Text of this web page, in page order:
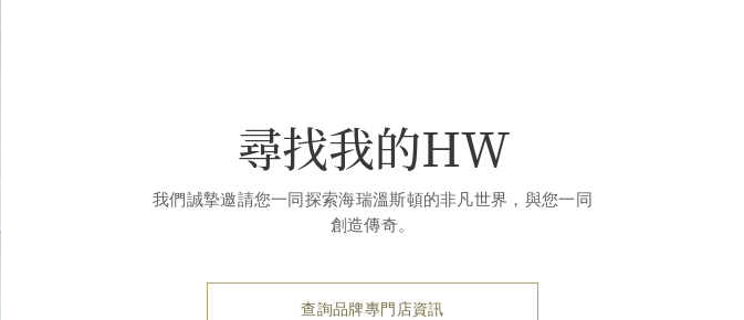
尋找我的HW
我們誠摯邀請您一同探索海瑞溫斯頓的非凡世界，與您一同
創造傳奇。
查詢品牌專門店資訊